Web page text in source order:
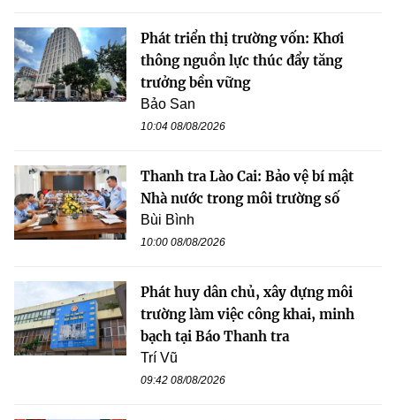
Phát triển thị trường vốn: Khơi
thông nguồn lực thúc đẩy tăng
trưởng bền vững
Bảo San
10:04 08/08/2026
Thanh tra Lào Cai: Bảo vệ bí mật
Nhà nước trong môi trường số
Bùi Bình
10:00 08/08/2026
Phát huy dân chủ, xây dựng môi
trường làm việc công khai, minh
bạch tại Báo Thanh tra
Trí Vũ
09:42 08/08/2026